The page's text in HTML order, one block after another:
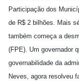
Participação dos
de R$ 2 bilhões. Mais
também começa a
(FPE). Um governador
governabilidade da
Neves, agora resolveu